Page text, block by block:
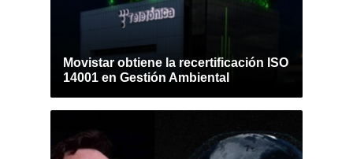
Movistar obtiene la recertificación ISO
14001 en Gestión Ambiental